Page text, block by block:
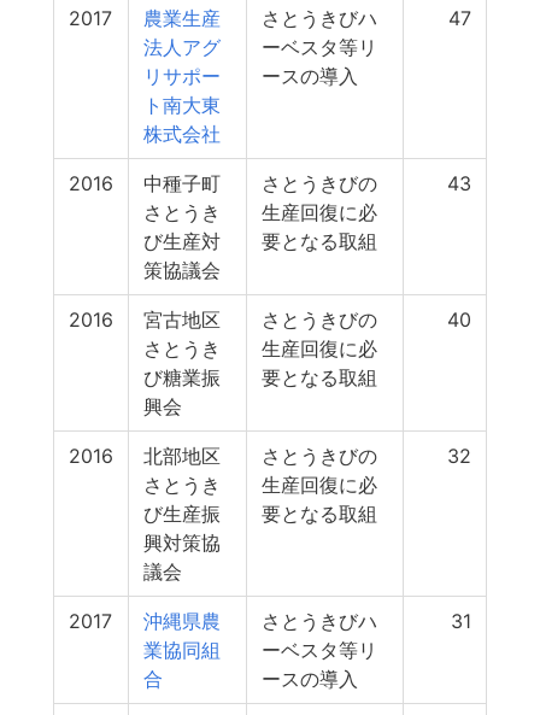
2017
農業生産
法人アグ
リサポー
ト南大東
株式会社
さとうきびハ
ーベスタ等リ
ースの導入
47
2016
中種子町
さとうき
び生産対
策協議会
さとうきびの
生産回復に必
要となる取組
43
2016
宮古地区
さとうき
び糖業振
興会
さとうきびの
生産回復に必
要となる取組
40
2016
北部地区
さとうき
び生産振
興対策協
議会
さとうきびの
生産回復に必
要となる取組
32
2017
沖縄県農
業協同組
合
さとうきびハ
ーベスタ等リ
ースの導入
31